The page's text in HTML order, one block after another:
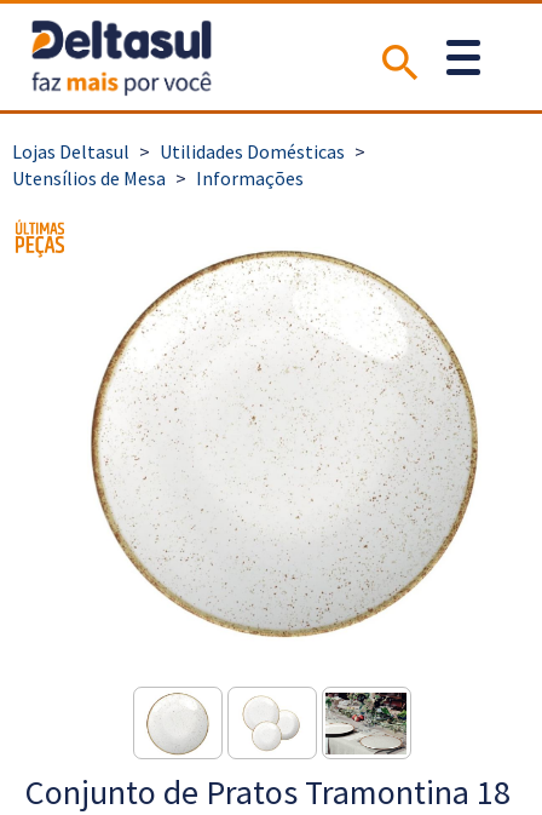
> Utilidades Domésticas >
Utensílios de Mesa > Informações
Conjunto de Pratos Tramontina 18